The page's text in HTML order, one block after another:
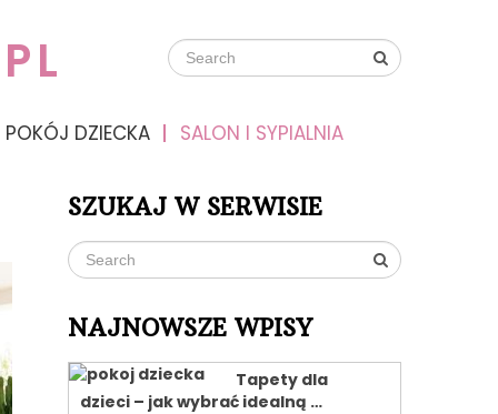
POKÓJ DZIECKA SALON I SYPIALNIA
SZUKAJ W SERWISIE
NAJNOWSZE WPISY
Tapety dla
dzieci – jak wybrać idealną …